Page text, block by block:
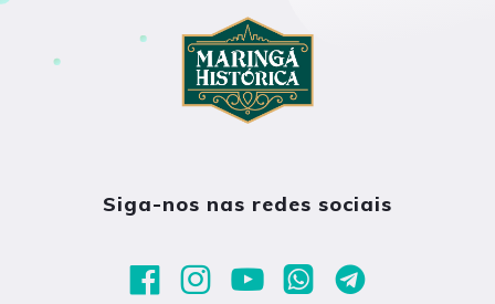
Siga-nos nas redes sociais